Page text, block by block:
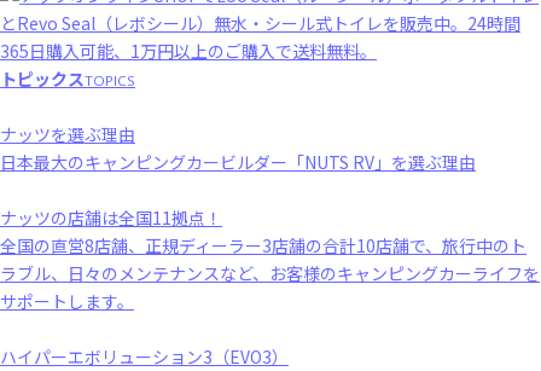
トピックスTOPICS
ナッツを選ぶ理由
日本最大のキャンピングカービルダー「NUTS RV」を選ぶ理由
ナッツの店舗は全国11拠点！
全国の直営8店舗、正規ディーラー3店舗の合計10店舗で、旅行中のト
ラブル、日々のメンテナンスなど、お客様のキャンピングカーライフを
サポートします。
ハイパーエボリューション3（EVO3）